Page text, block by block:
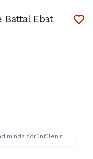
Battal Ebat
görüntülenir